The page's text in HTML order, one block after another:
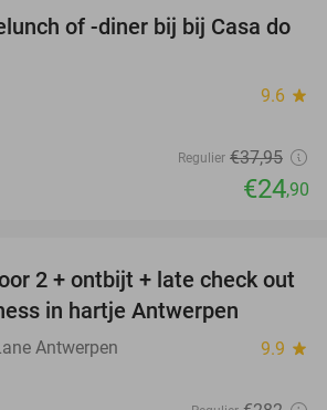
34%
of -diner bij bij Casa do
9.6 star
Regulier €37,95
€24,90
59%
2 + ontbijt + late check out
in hartje Antwerpen
Antwerpen 9.9 star